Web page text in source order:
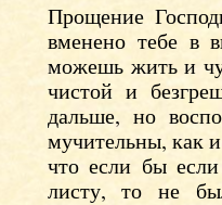
Прощение
вменено тебе в
можешь жить и
чистой и
дальше, но
мучительны, как
что если бы
листу, то не